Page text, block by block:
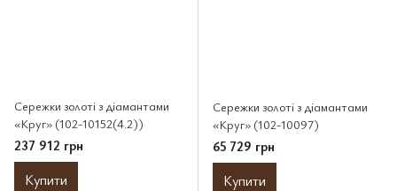
Сережки золоті з діамантами
«Круг» (102-10152(4.2))
237 912 грн
Купити
Сережки золоті з діамантами
«Круг» (102-10097)
65 729 грн
Купити